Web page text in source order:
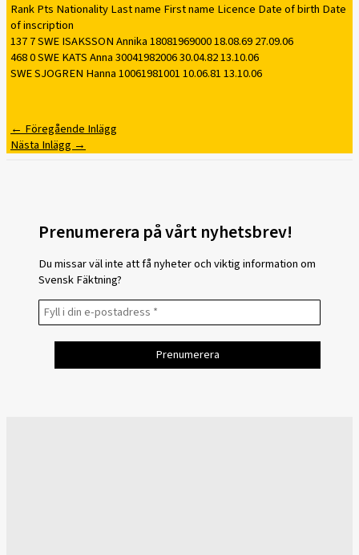
Rank Pts Nationality Last name First name Licence Date of birth Date
of inscription
137 7 SWE ISAKSSON Annika 18081969000 18.08.69 27.09.06
468 0 SWE KATS Anna 30041982006 30.04.82 13.10.06
SWE SJOGREN Hanna 10061981001 10.06.81 13.10.06
← Föregående Inlägg
Nästa Inlägg →
Prenumerera på vårt nyhetsbrev!
Du missar väl inte att få nyheter och viktig information om
Svensk Fäktning?